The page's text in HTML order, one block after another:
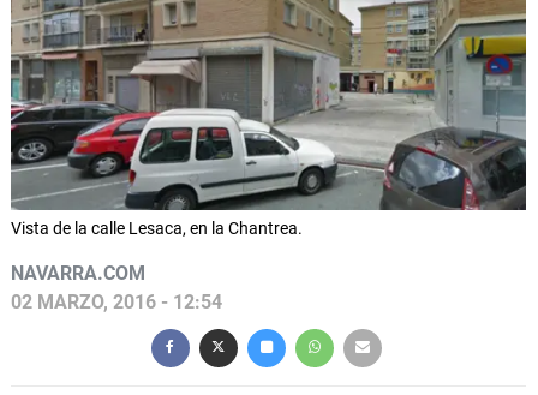
Vista de la calle Lesaca, en la Chantrea.
NAVARRA.COM
02 MARZO, 2016 - 12:54